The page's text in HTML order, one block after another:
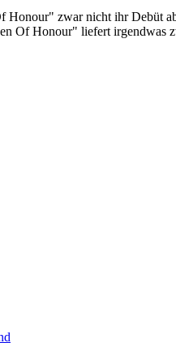
zwar nicht ihr Debüt
Of Honour" liefert irgendwas